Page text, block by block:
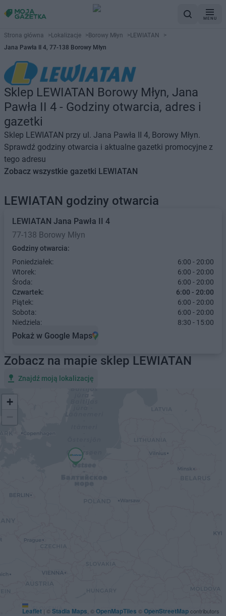
MENU
Strona główna >Lokalizacje >Borowy Młyn >LEWIATAN
>
Jana Pawła II 4, 77-138 Borowy Młyn
Sklep LEWIATAN Borowy Młyn, Jana
Pawła II 4 - Godziny otwarcia, adres i
gazetki
Sklep LEWIATAN przy ul. Jana Pawła II 4, Borowy Młyn.
Sprawdź godziny otwarcia i aktualne gazetki promocyjne z
tego adresu
Zobacz wszystkie gazetki LEWIATAN
LEWIATAN godziny otwarcia
LEWIATAN Jana Pawła II 4
77-138 Borowy Młyn
Godziny otwarcia:
Poniedziałek:
6:00 - 20:00
Wtorek:
6:00 - 20:00
Środa:
6:00 - 20:00
Czwartek:
6:00 - 20:00
Piątek:
6:00 - 20:00
Sobota:
6:00 - 20:00
Niedziela:
8:30 - 15:00
Pokaż w Google Maps
Zobacz na mapie sklep LEWIATAN
Znajdź moją lokalizację
+
Leaflet | ©Stadia Maps , ©OpenMapTiles ©OpenStreetMapcontributors